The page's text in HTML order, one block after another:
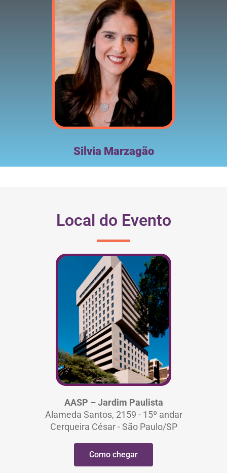
Silvia Marzagão
Local do Evento
AASP – Jardim Paulista
Alameda Santos, 2159 - 15º andar
Cerqueira César - São Paulo/SP
Como chegar